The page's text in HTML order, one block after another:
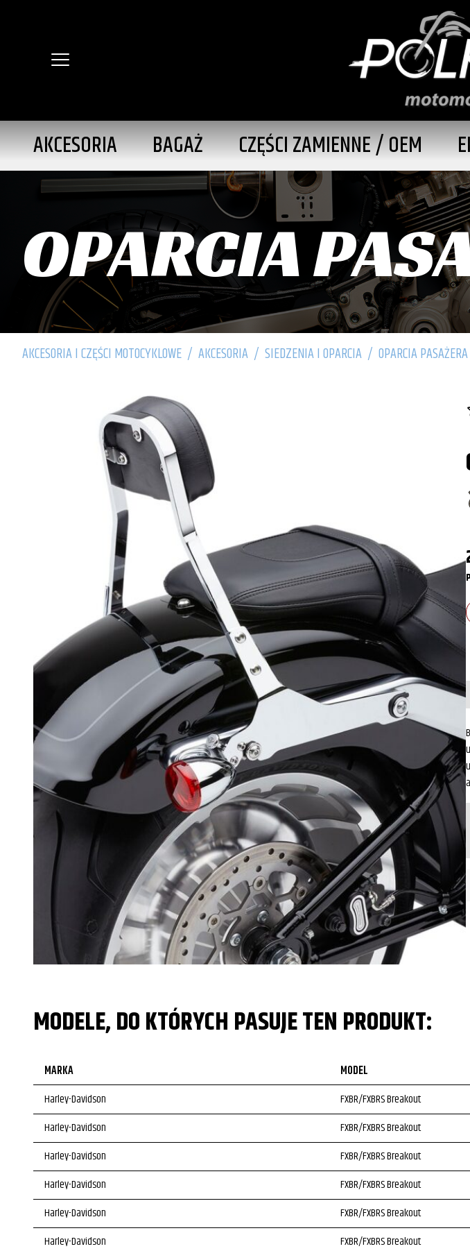
AKCESORIA BAGAŻ CZĘŚCI ZAMIENNE / OEM
OPARCIA
AKCESORIA I CZĘŚCI MOTOCYKLOWE / AKCESORIA / SIEDZENIA I OPARCIA / OPARCIA PASAŻERA
MODELE, DO KTÓRYCH PASUJE TEN PRODUKT:
MARKA MODEL
Harley-Davidson
FXBR/FXBRS Breakout
Harley-Davidson
FXBR/FXBRS Breakout
Harley-Davidson
FXBR/FXBRS Breakout
Harley-Davidson
FXBR/FXBRS Breakout
Harley-Davidson
FXBR/FXBRS Breakout
Harley-Davidson
FXBR/FXBRS Breakout